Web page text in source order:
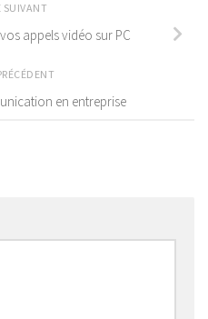
SUIVANT
appels vidéo sur PC
en entreprise